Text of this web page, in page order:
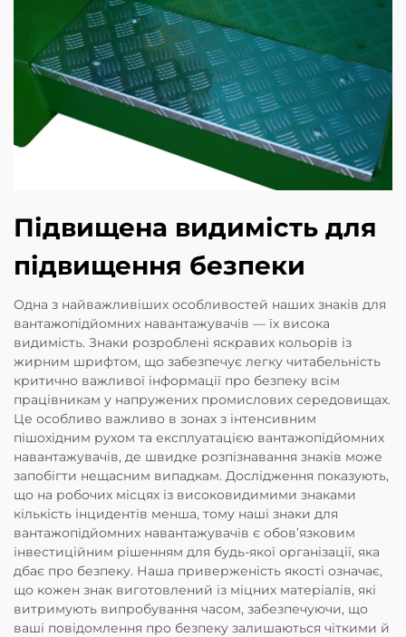
Підвищена видимість для
підвищення безпеки
Одна з найважливіших особливостей наших знаків для
вантажопідйомних навантажувачів — їх висока
видимість. Знаки розроблені яскравих кольорів із
жирним шрифтом, що забезпечує легку читабельність
критично важливої інформації про безпеку всім
працівникам у напружених промислових середовищах.
Це особливо важливо в зонах з інтенсивним
пішохідним рухом та експлуатацією вантажопідйомних
навантажувачів, де швидке розпізнавання знаків може
запобігти нещасним випадкам. Дослідження показують,
що на робочих місцях із високовидимими знаками
кількість інцидентів менша, тому наші знаки для
вантажопідйомних навантажувачів є обов’язковим
інвестиційним рішенням для будь-якої організації, яка
дбає про безпеку. Наша приверженість якості означає,
що кожен знак виготовлений із міцних матеріалів, які
витримують випробування часом, забезпечуючи, що
ваші повідомлення про безпеку залишаються чіткими й